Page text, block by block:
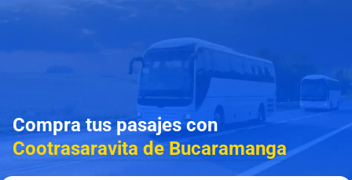
Compra tus pasajes con
Cootrasaravita de Bucaramanga